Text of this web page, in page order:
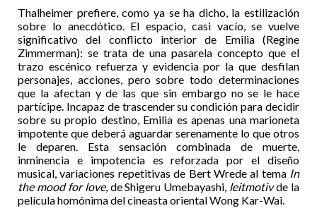
Thalheimer prefiere, como ya se ha dicho, la estilización
sobre lo anecdótico. El espacio, casi vacío, se vuelve
significativo del conflicto interior de Emilia (Regine
Zimmerman): se trata de una pasarela concepto que el
trazo escénico refuerza y evidencia por la que desfilan
personajes, acciones, pero sobre todo determinaciones
que la afectan y de las que sin embargo no se le hace
partícipe. Incapaz de trascender su condición para decidir
sobre su propio destino, Emilia es apenas una marioneta
impotente que deberá aguardar serenamente lo que otros
le deparen. Esta sensación combinada de muerte,
inminencia e impotencia es reforzada por el diseño
musical, variaciones repetitivas de Bert Wrede al tema In
the mood for love, de Shigeru Umebayashi, leitmotivde la
película homónima del cineasta oriental Wong Kar-Wai.